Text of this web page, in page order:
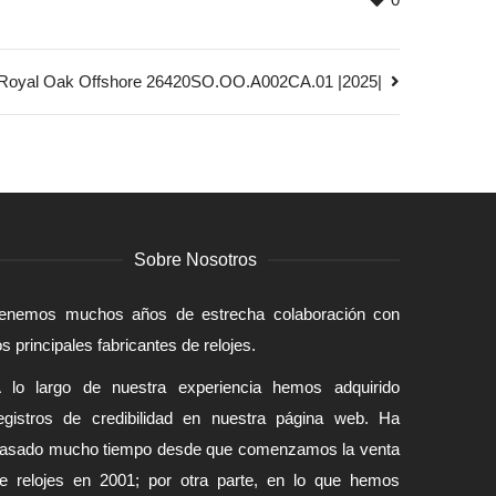
Oak Offshore 26420SO.OO.A002CA.01 |2025|
Sobre Nosotros
muchos años de estrecha colaboración con
principales fabricantes de relojes.
lo largo de nuestra experiencia hemos adquirido
de credibilidad en nuestra página web. Ha
mucho tiempo desde que comenzamos la venta
relojes en 2001; por otra parte, en lo que hemos